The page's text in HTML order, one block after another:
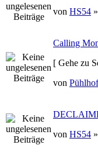
von HS54
Calling
[ Gehe zu
von
von HS54